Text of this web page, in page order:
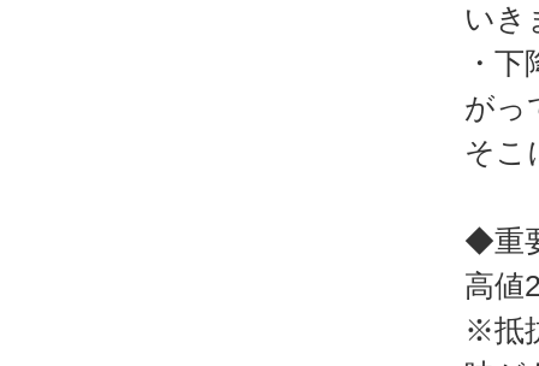
いき
・
がっ
そこ
◆重
高値
※抵